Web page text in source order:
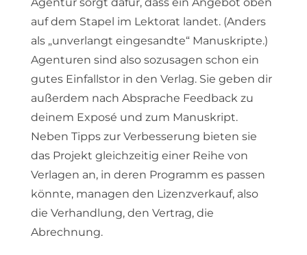
auf dem Stapel im Lektorat landet. (Anders
als „unverlangt eingesandte“ Manuskripte.)
Agenturen sind also sozusagen schon ein
gutes Einfallstor in den Verlag. Sie geben dir
außerdem nach Absprache Feedback zu
deinem Exposé und zum Manuskript.
Neben Tipps zur Verbesserung bieten sie
das Projekt gleichzeitig einer Reihe von
Verlagen an, in deren Programm es passen
könnte, managen den Lizenzverkauf, also
die Verhandlung, den Vertrag, die
Abrechnung.